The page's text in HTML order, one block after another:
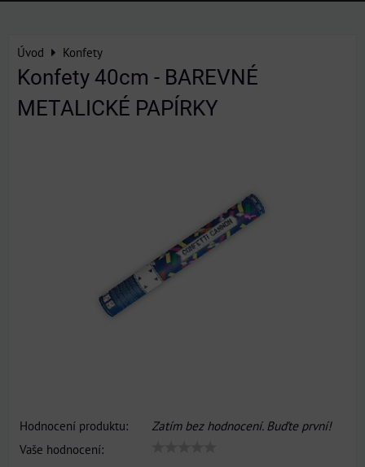
Úvod Konfety
Konfety 40cm - BAREVNÉ
METALICKÉ PAPÍRKY
Hodnocení produktu:
Zatím bez hodnocení. Buďte první!
Vaše hodnocení: